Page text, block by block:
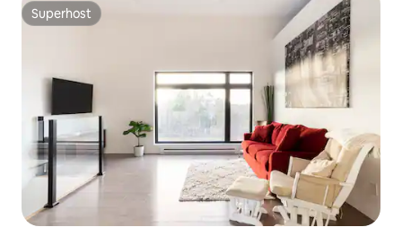
Superhost
Superhost